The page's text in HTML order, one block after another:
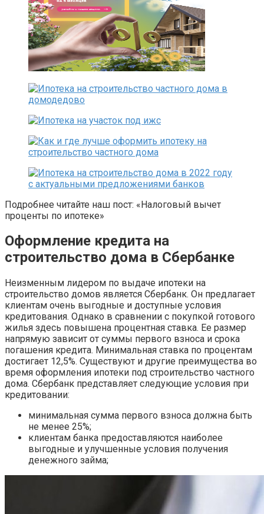
Подробнее читайте наш пост: «Налоговый вычет
проценты по ипотеке»
Оформление кредита на
строительство дома в Сбербанке
Неизменным лидером по выдаче ипотеки на
строительство домов является Сбербанк. Он предлагает
клиентам очень выгодные и доступные условия
кредитования. Однако в сравнении с покупкой готового
жилья здесь повышена процентная ставка. Ее размер
напрямую зависит от суммы первого взноса и срока
погашения кредита. Минимальная ставка по процентам
достигает 12,5%. Существуют и другие преимущества во
время оформления ипотеки под строительство частного
дома. Сбербанк представляет следующие условия при
кредитовании:
минимальная сумма первого взноса должна быть
не менее 25%;
клиентам банка предоставляются наиболее
выгодные и улучшенные условия получения
денежного займа;